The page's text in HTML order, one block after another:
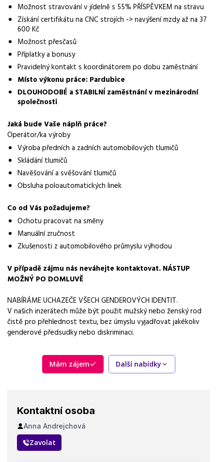
Lokalita nabídky
Pardubice
Zaměstnavatel / agentura
Manuvia DreamJob s.r.o.
Typ úvazku
Plný úvazek
Mzda
Směny
dvousměnný provoz
Forma práce
práce na pracovišti
možnost svozu z ubytování do práce a zpět
Vybrané benefity
ubytování, svoz, dovolená 25 dní, stravování s příspěvkem
Požadavky
ochota pracovat na směny, manuální zručnost
Možnost stravování v jídelně s 55% PŘÍSPĚVKEM na stravu
Získání certifikátu na CNC strojích -> navýšení mzdy až na 37
600 Kč
Možnost přesčasů
Příplatky a bonusy
Pravidelný kontakt s koordinátorem po dobu zaměstnání
Místo výkonu práce: Pardubice
DLOUHODOBÉ a STABILNÍ zaměstnání v mezinárodní
společnosti
Jaká bude Vaše náplň práce?
Operátor/ka výroby
Výroba předních a zadních automobilových tlumičů
Skládání tlumičů
Navěšování a svěšování tlumičů
Obsluha poloautomatických linek
Co od Vás požadujeme?
Ochotu pracovat na směny
Manuální zručnost
Zkušenosti z automobilového průmyslu výhodou
V případě zájmu nás neváhejte kontaktovat. NÁSTUP
MOŽNÝ PO DOMLUVĚ
NABÍRÁME UCHAZEČE VŠECH GENDEROVÝCH IDENTIT.
V našich inzerátech může být použit mužský nebo ženský rod
čistě pro přehlednost textu, bez úmyslu vyjadřovat jakékoliv
genderové předsudky nebo diskriminaci.
Mám zájem Další nabídky
Kontaktní osoba
Anna Andrejchová
Zavolat